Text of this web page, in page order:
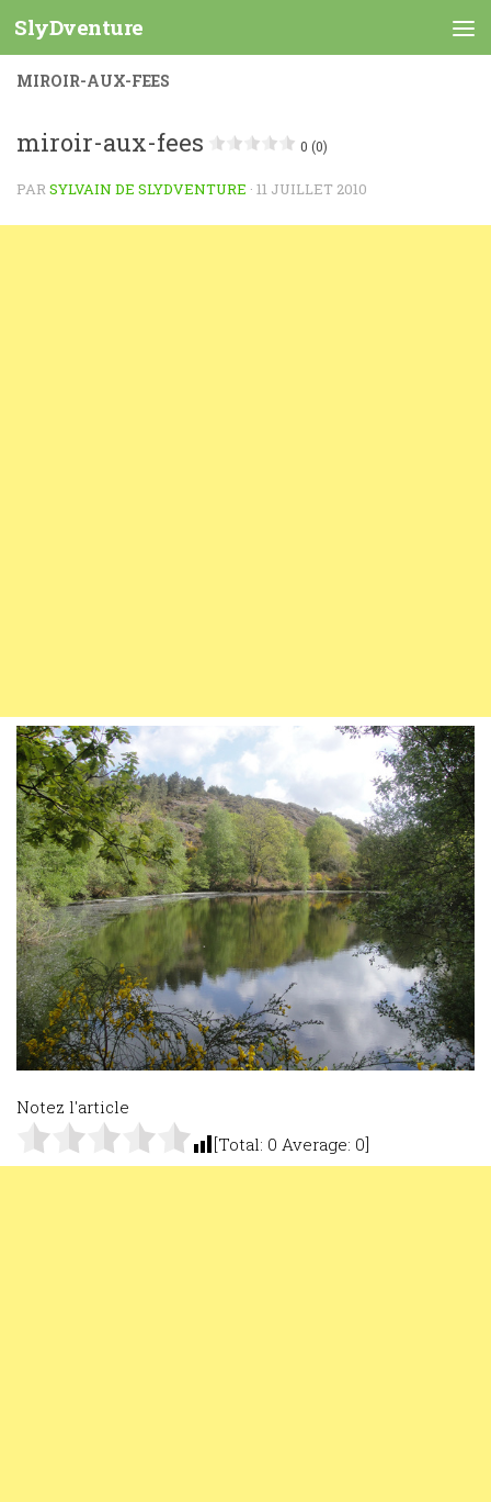
Skip to content
SlyDventure
MIROIR-AUX-FEES
miroir-aux-fees 0 (0)
PARSYLVAIN DE SLYDVENTURE · 11 JUILLET 2010
Notez l'article
[Total: 0 Average: 0]